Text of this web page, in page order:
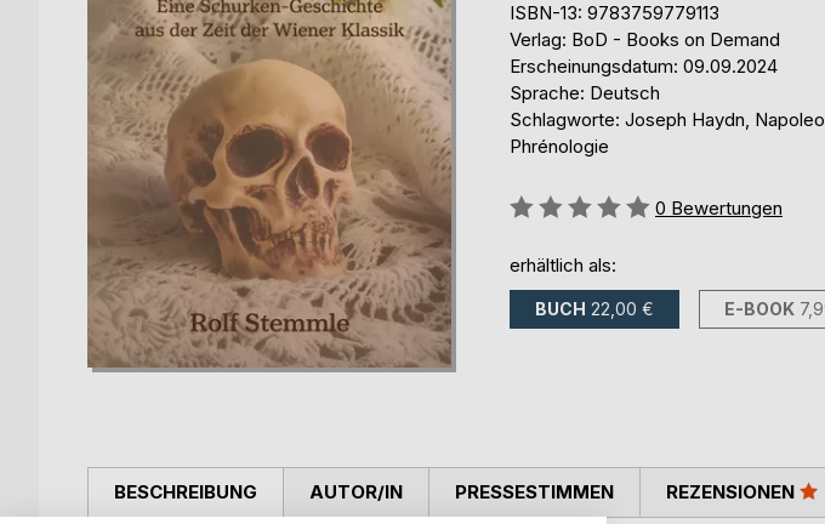
ISBN-13: 9783759779113
Verlag: BoD - Books on Demand
Erscheinungsdatum: 09.09.2024
Sprache: Deutsch
Schlagworte: Joseph Haydn,
Phrénologie
Bewertung::
0 Bewertungen
erhältlich als:
BUCH 22,00 € E-BOOK
BESCHREIBUNG AUTOR/IN PRESSESTIMMEN REZENSIONEN